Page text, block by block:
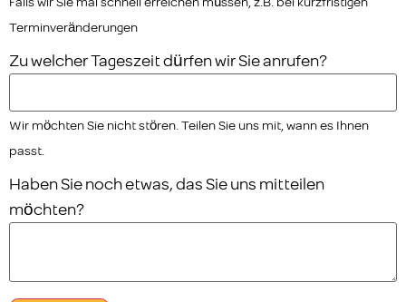
Terminveränderungen
Zu welcher Tageszeit dürfen wir Sie anrufen?
Wir möchten Sie nicht stören. Teilen Sie uns mit, wann es Ihnen
passt.
Haben Sie noch etwas, das Sie uns mitteilen
möchten?